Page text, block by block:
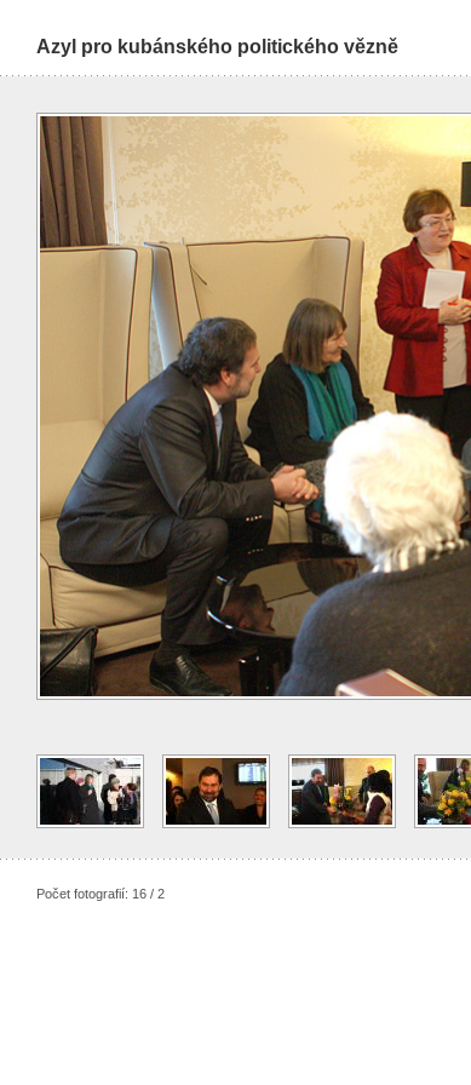
Azyl pro kubánského politického vězně
Počet fotografií: 16 / 2